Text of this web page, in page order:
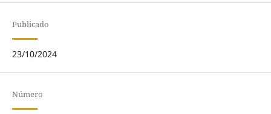
Publicado
23/10/2024
Número